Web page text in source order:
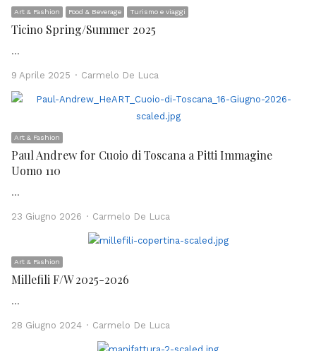
Art & Fashion Food & Beverage Turismo e viaggi
Ticino Spring/Summer 2025
…
9 Aprile 2025 Author
Carmelo De Luca
Art & Fashion
Paul Andrew for Cuoio di Toscana a Pitti Immagine
Uomo 110
…
23 Giugno 2026 Author
Carmelo De Luca
Art & Fashion
Millefili F/W 2025-2026
…
28 Giugno 2024 Author
Carmelo De Luca